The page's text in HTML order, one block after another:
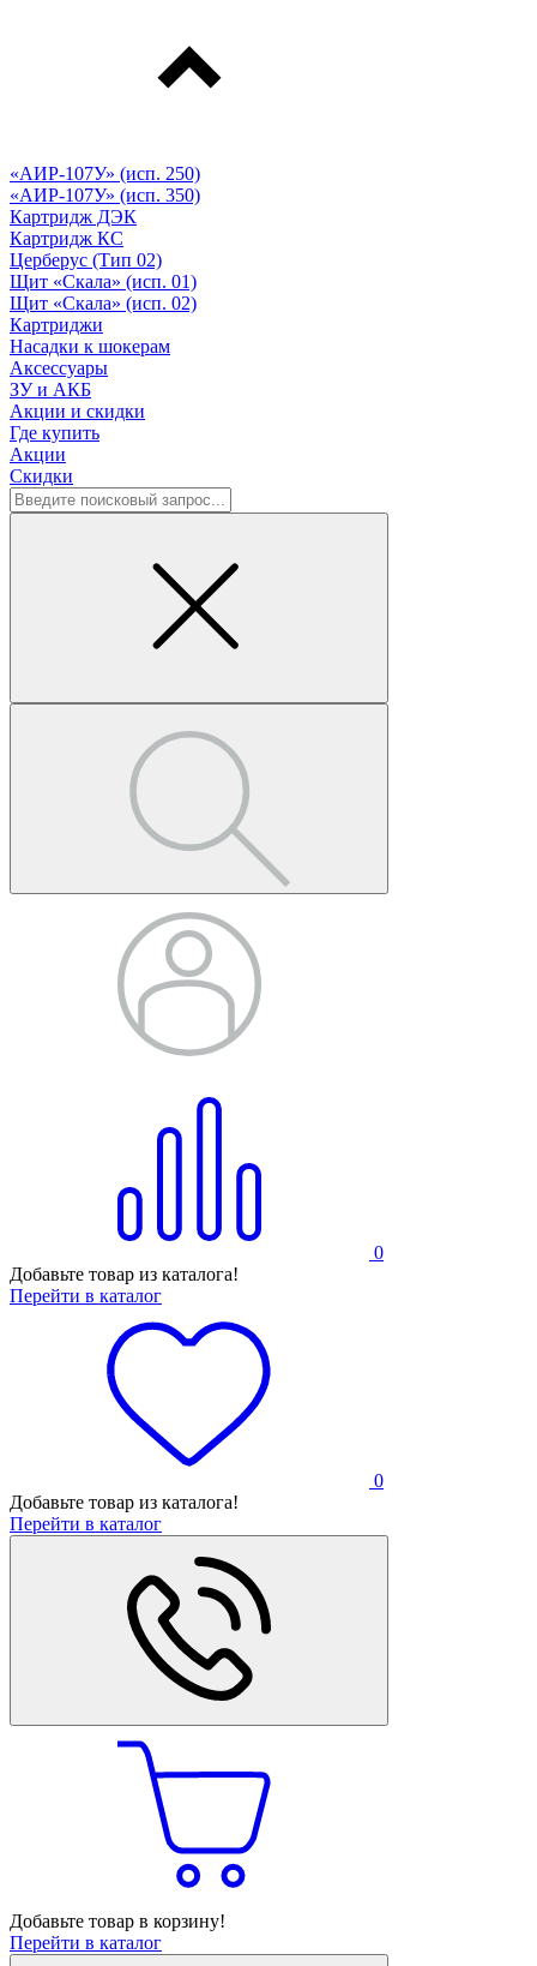
«АИР-107У» (исп. 250)
«АИР-107У» (исп. 350)
Картридж ДЭК
Картридж КС
Церберус (Тип 02)
Щит «Скала» (исп. 01)
Щит «Скала» (исп. 02)
Картриджи
Насадки к шокерам
Аксессуары
ЗУ и АКБ
Акции и скидки
Где купить
Акции
Скидки
0
Добавьте товар из каталога!
Перейти в каталог
0
Добавьте товар из каталога!
Перейти в каталог
Добавьте товар в корзину!
Перейти в каталог